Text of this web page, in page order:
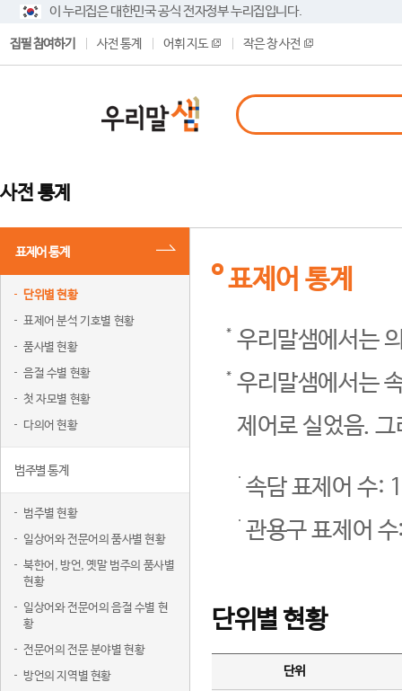
이 누리집은 대한민국 공식 전자정부 누리집입니다.
집필 참여하기 사전 통계 어휘 지도 작은 창 사전
사전 통계
표제어 통계
단위별 현황
표제어 분석 기호별 현황
품사별 현황
음절 수별 현황
첫 자모별 현황
다의어 현황
범주별 통계
범주별 현황
일상어와 전문어의 품사별 현황
북한어, 방언, 옛말 범주의 품사별
현황
일상어와 전문어의 음절 수별 현
황
전문어의 전문 분야별 현황
방언의 지역별 현황
표제어 통계
우리말샘에서는
우리말샘에서는
제어로 실었음.
속담 표제어 수:
관용구 표제어
단위별 현황
단위